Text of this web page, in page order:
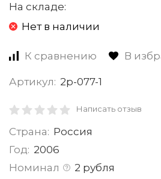
На складе:
Нет в наличии
К сравнению В
Артикул: 2р-077-1
Написать отзыв
Страна: Россия
Год: 2006
Номинал
2 рубля